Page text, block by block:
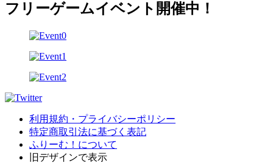
フリーゲームイベント開催中！
利用規約・プライバシーポリシー
特定商取引法に基づく表記
ふりーむ！について
旧デザインで表示